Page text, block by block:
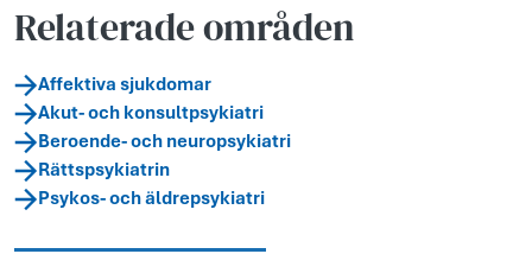
Relaterade områden
Affektiva sjukdomar
Akut- och konsultpsykiatri
Beroende- och neuropsykiatri
Rättspsykiatrin
Psykos- och äldrepsykiatri